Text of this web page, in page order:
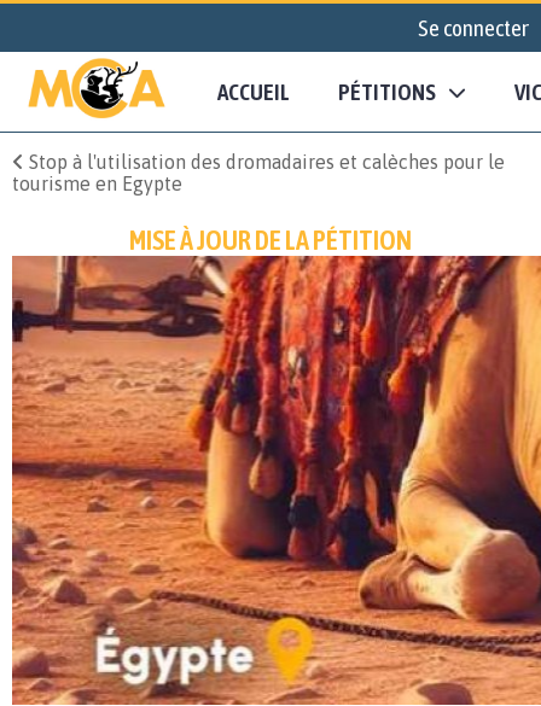
Se connecter
ACCUEIL PÉTITIONS
Stop à l'utilisation des dromadaires et calèches pour le
tourisme en Egypte
MISE À JOUR DE LA PÉTITION